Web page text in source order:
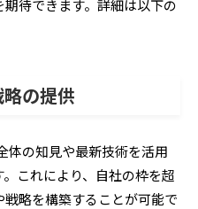
待できます。詳細は以下の
の提供
体の知見や最新技術を活用
これにより、自社の枠を超
略を構築することが可能で